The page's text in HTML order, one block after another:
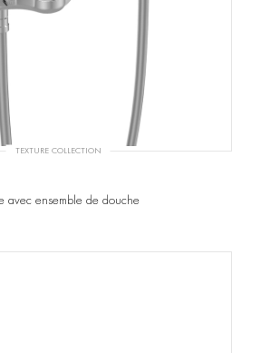
TEXTURE COLLECTION
avec ensemble de douche